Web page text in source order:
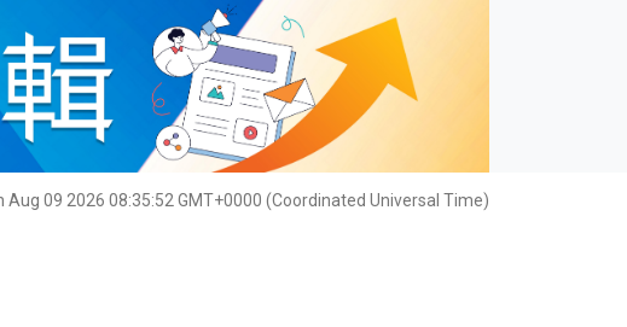
Aug 09 2026 08:35:54 GMT+0000 (Coordinated Universal Time)
名家榜 灼見活動 關於我們